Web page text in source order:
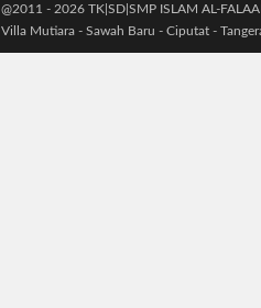
@2011 - 2026 TK|SD|SMP ISLAM AL-
Villa Mutiara - Sawah Baru - Ciputat -